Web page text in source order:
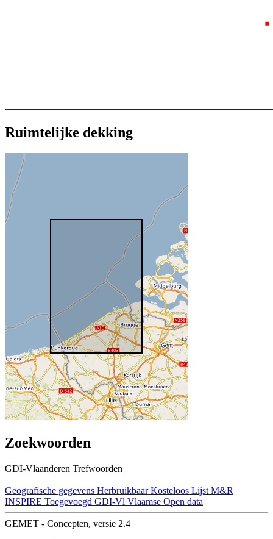
Ruimtelijke dekking
Zoekwoorden
GDI-Vlaanderen Trefwoorden
Geografische gegevens Herbruikbaar Kosteloos Lijst M&R
INSPIRE Toegevoegd GDI-Vl Vlaamse Open data
GEMET - Concepten, versie 2.4